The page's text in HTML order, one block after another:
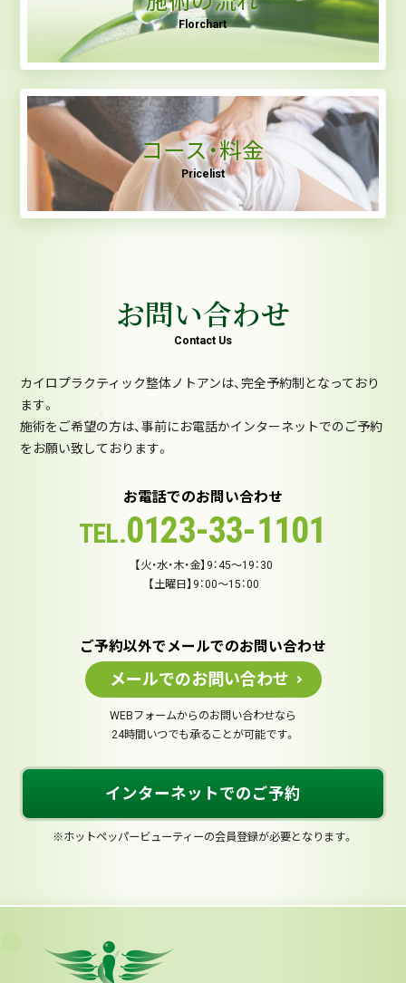
Florchart
コース・料金
Pricelist
お問い合わせ
Contact Us
カイロプラクティック整体ノトアンは、完全予約制となっており
ます。
施術をご希望の方は、事前にお電話かインターネットでのご予約
をお願い致しております。
お電話でのお問い合わせ
TEL.0123-33-1101
【火・水・木・金】9：45～19：30
【土曜日】9：00～15：00
ご予約以外でメールでのお問い合わせ
メールでのお問い合わせ
WEBフォームからのお問い合わせなら
24時間いつでも承ることが可能です。
インターネットでのご予約
※ホットペッパービューティーの会員登録が必要となります。